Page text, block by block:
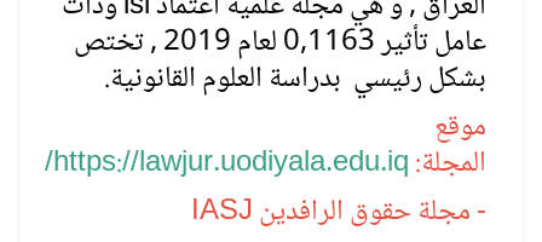
عامل تأثير 0,1163 لعام 2019 , تختص
بشكل رئيسي بدراسة العلوم القانونية.
موقع
المجلة:https://lawjur.uodiyala.edu.iq/
- مجلة حقوق الرافدينIASJ